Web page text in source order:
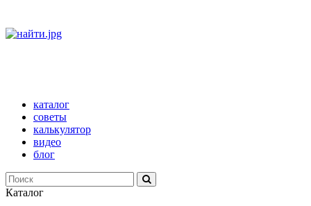
каталог
советы
калькулятор
видео
блог
Каталог